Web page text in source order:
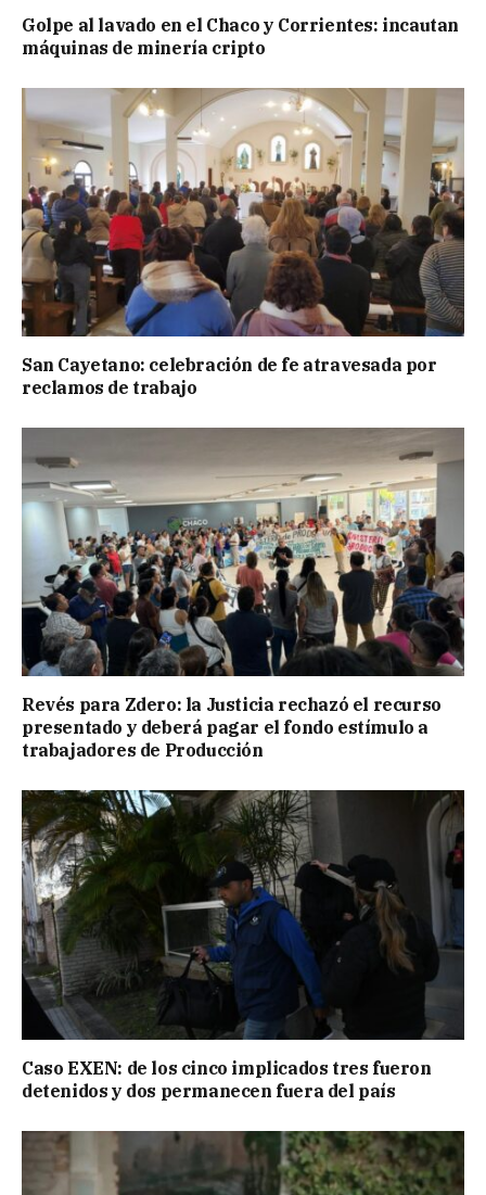
Golpe al lavado en el Chaco y Corrientes: incautan
máquinas de minería cripto
San Cayetano: celebración de fe atravesada por
reclamos de trabajo
Revés para Zdero: la Justicia rechazó el recurso
presentado y deberá pagar el fondo estímulo a
trabajadores de Producción
Caso EXEN: de los cinco implicados tres fueron
detenidos y dos permanecen fuera del país